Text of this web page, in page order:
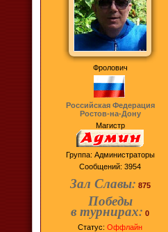
Фролович
Российская Федерация
Ростов-на-Дону
Магистр
Группа: Администраторы
Сообщений: 3954
Зал Славы: 875
Победы
в турнирах: 0
Статус: Оффлайн